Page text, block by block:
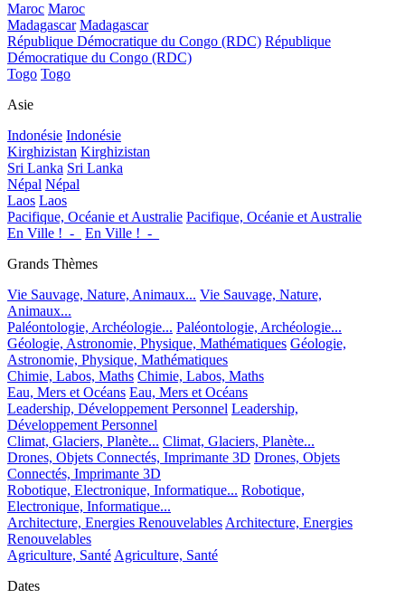
Maroc Maroc
Madagascar Madagascar
République Démocratique du Congo (RDC) République
Démocratique du Congo (RDC)
Togo Togo
Asie
Indonésie Indonésie
Kirghizistan Kirghizistan
Sri Lanka Sri Lanka
Népal Népal
Laos Laos
Pacifique, Océanie et Australie Pacifique, Océanie et Australie
En Ville !_-_
En Ville !_-_
Grands Thèmes
Vie Sauvage, Nature, Animaux... Vie Sauvage, Nature,
Animaux...
Paléontologie, Archéologie... Paléontologie, Archéologie...
Géologie, Astronomie, Physique, Mathématiques Géologie,
Astronomie, Physique, Mathématiques
Chimie, Labos, Maths Chimie, Labos, Maths
Eau, Mers et Océans Eau, Mers et Océans
Leadership, Développement Personnel Leadership,
Développement Personnel
Climat, Glaciers, Planète... Climat, Glaciers, Planète...
Drones, Objets Connectés, Imprimante 3D Drones, Objets
Connectés, Imprimante 3D
Robotique, Electronique, Informatique... Robotique,
Electronique, Informatique...
Architecture, Energies RenouvelablesArchitecture, Energies
Renouvelables
Agriculture, SantéAgriculture, Santé
Dates